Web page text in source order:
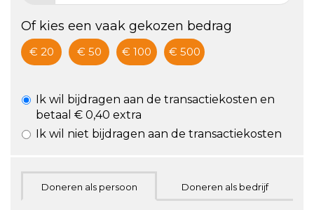
Utrecht
Of kies een vaak gekozen bedrag
€ 20 € 50 € 100 € 500
Ik wil bijdragen aan de transactiekosten en
betaal € 0,40 extra
Ik wil niet bijdragen aan de transactiekosten
Doneren als persoon Doneren als bedrijf